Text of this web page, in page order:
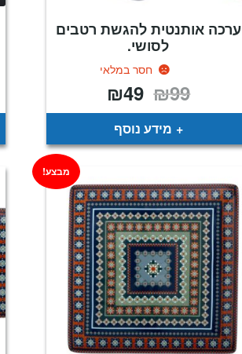
ערכה אותנטית להגשת רטבים
לסושי.
חסר במלאי
₪99 המחיר
המקורי
היה:
₪49
הוא:
מידע נוסף
מבצע!